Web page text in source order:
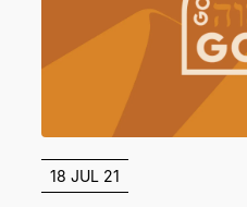
18 JUL 21